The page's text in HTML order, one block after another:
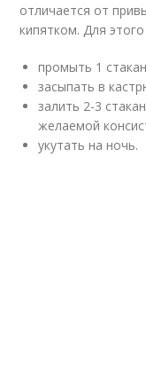
отличается от
кипятком. Для
промыть 1
засыпать в
залить 2-3
желаемой
укутать на ночь.